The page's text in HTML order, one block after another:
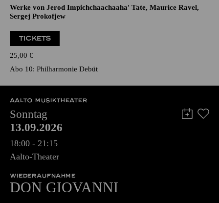
Werke von Jerod Impichchaachaaha' Tate, Maurice Ravel,
Sergej Prokofjew
TICKETS
25,00 €
Abo 10: Philharmonie Debüt
AALTO MUSIKTHEATER
Sonntag
13.09.2026
18:00 - 21:15
Aalto-Theater
WIEDERAUFNAHME
DON GIO­VANNI